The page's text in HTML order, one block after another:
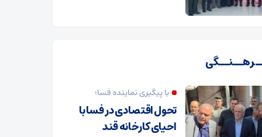
با پیگیری نماینده فسا؛
تحول اقتصادی در فسا با
احیای کارخانه قند